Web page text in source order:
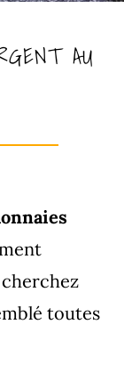
AU
toutes